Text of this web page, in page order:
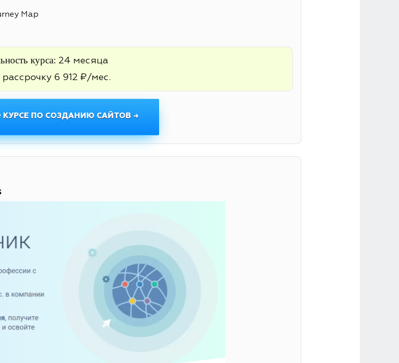
Map
курса: 24 месяца
рассрочку 6 912 ₽/мес.
КУРСЕ ПО СОЗДАНИЮ САЙТОВ →